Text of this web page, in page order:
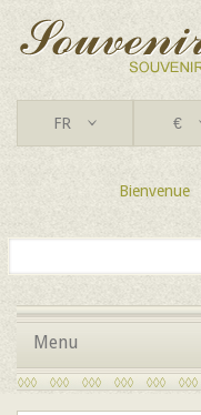
FR €
Bienvenue
Menu